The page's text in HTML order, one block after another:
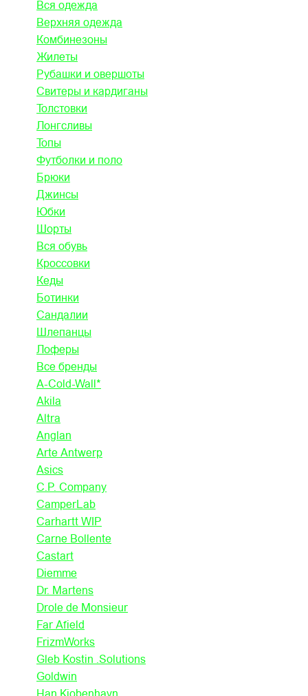
Вся одежда
Верхняя одежда
Комбинезоны
Жилеты
Рубашки и овершоты
Свитеры и кардиганы
Толстовки
Лонгсливы
Топы
Футболки и поло
Брюки
Джинсы
Юбки
Шорты
Вся обувь
Кроссовки
Кеды
Ботинки
Сандалии
Шлепанцы
Лоферы
Все бренды
A-Cold-Wall*
Akila
Altra
Anglan
Arte Antwerp
Asics
C.P. Company
CamperLab
Carhartt WIP
Carne Bollente
Castart
Diemme
Dr. Martens
Drole de Monsieur
Far Afield
FrizmWorks
Gleb Kostin .Solutions
Goldwin